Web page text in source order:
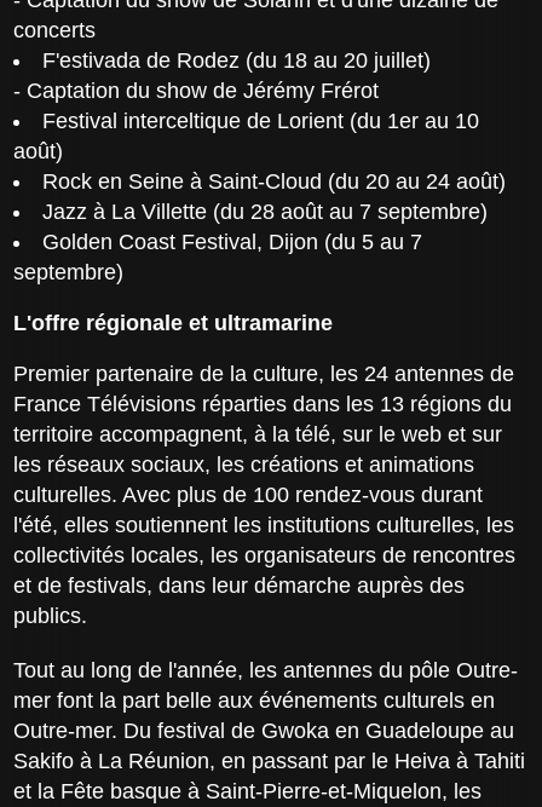
concerts
F'estivada de Rodez (du 18 au 20 juillet)
- Captation du show de Jérémy Frérot
Festival interceltique de Lorient (du 1er au 10
août)
Rock en Seine à Saint-Cloud (du 20 au 24 août)
Jazz à La Villette (du 28 août au 7 septembre)
Golden Coast Festival, Dijon (du 5 au 7
septembre)
L'offre régionale et ultramarine
Premier partenaire de la culture, les 24 antennes de
France Télévisions réparties dans les 13 régions du
territoire accompagnent, à la télé, sur le web et sur
les réseaux sociaux, les créations et animations
culturelles. Avec plus de 100 rendez-vous durant
l'été, elles soutiennent les institutions culturelles, les
collectivités locales, les organisateurs de rencontres
et de festivals, dans leur démarche auprès des
publics.
Tout au long de l'année, les antennes du pôle Outre-
mer font la part belle aux événements culturels en
Outre-mer. Du festival de Gwoka en Guadeloupe au
Sakifo à La Réunion, en passant par le Heiva à Tahiti
et la Fête basque à Saint-Pierre-et-Miquelon, les